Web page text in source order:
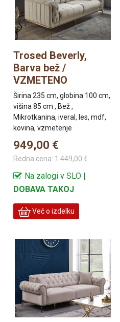
Trosed Beverly,
Barva bež /
VZMETENO
Širina 235 cm, globina 100 cm,
višina 85 cm , Bež ,
Mikrotkanina, iveral, les, mdf,
kovina, vzmetenje
949,00 €
Redna cena: 1.449,00 €
Na zalogi v SLO |
DOBAVA TAKOJ
Več o izdelku